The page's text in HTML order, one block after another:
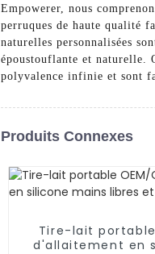
Empowerer, nous
perruques de haute qualité
naturelles personnalisées
époustouflante et naturelle.
polyvalence infinie et sont
Produits Connexes
Tire-lait portable
d'allaitement en